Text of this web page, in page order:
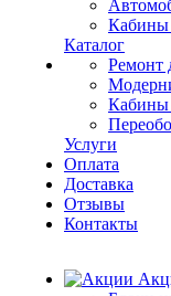
Каталог
Ремонт
Услуги
Оплата
Доставка
Отзывы
Контакты